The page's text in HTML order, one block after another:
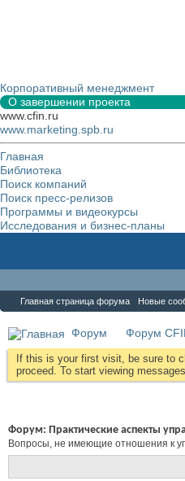
Корпоративный менеджмент
О завершении проекта
www.cfin.ru
www.marketing.spb.ru
Главная
Библиотека
Поиск компаний
Поиск пресс-релизов
Программы и видеокурсы
Исследования и бизнес-планы
Главная страница форума Новые
Форум Форум
If this is your first visit, be sure to
proceed. To start viewing
Форум: Практические аспекты
Вопросы, не имеющие отношения к